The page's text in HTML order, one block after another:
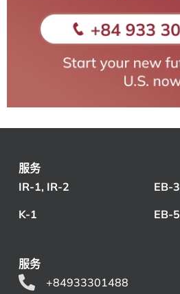
服务
IR-1, IR-2
K-1
EB-3
EB-5
服务
+84933301488